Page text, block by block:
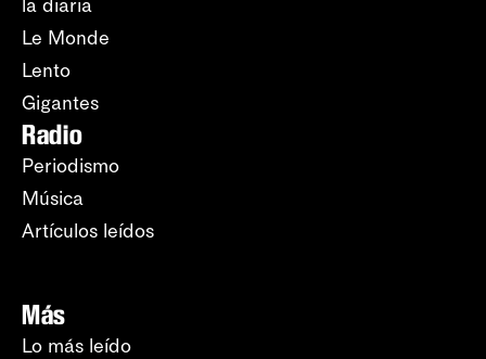
la diaria
Le Monde
Lento
Gigantes
Radio
Periodismo
Música
Artículos leídos
Más
Lo más leído